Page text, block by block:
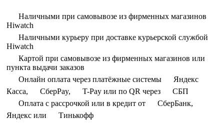
Наличными при самовывозе из фирменных магазинов
Hiwatch
Наличными курьеру при доставке курьерской службой
Hiwatch
Картой при самовывозе из фирменных магазинов или
пункта выдачи заказов
Онлайн оплата через платёжные системы
Яндекс
Касса,
СберPay, T-Pay или по QR через
СБП
Оплата с рассрочкой или в кредит от
СберБанк,
Яндекс или
Тинькофф